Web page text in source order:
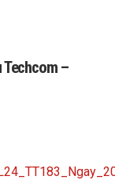
Techcom –